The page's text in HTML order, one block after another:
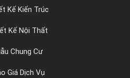
Kế Kiến Trúc
Kế Nội Thất
Chung Cư
Giá Dịch Vụ